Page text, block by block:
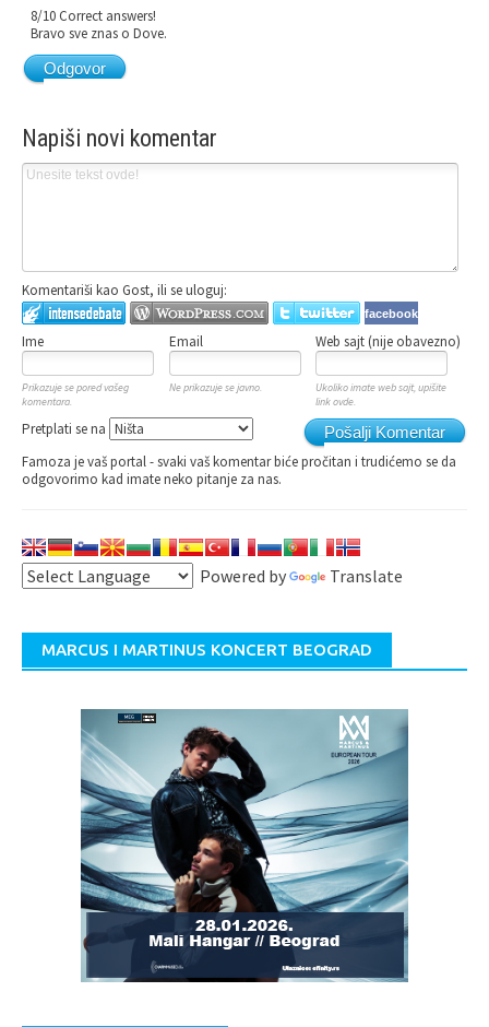
8/10 Correct answers!
Bravo sve znas o Dove.
Odgovor
Napiši novi komentar
Komentariši kao Gost, ili se uloguj:
facebook
Ime Email Web sajt (nije obavezno)
Prikazuje se pored vašeg
komentara.
Ne prikazuje se javno.
Ukoliko imate web sajt, upišite
link ovde.
Pošalji Komentar
Pretplati se na
Famoza je vaš portal - svaki vaš komentar biće pročitan i trudićemo se da
odgovorimo kad imate neko pitanje za nas.
Powered by Translate
MARCUS I MARTINUS KONCERT BEOGRAD